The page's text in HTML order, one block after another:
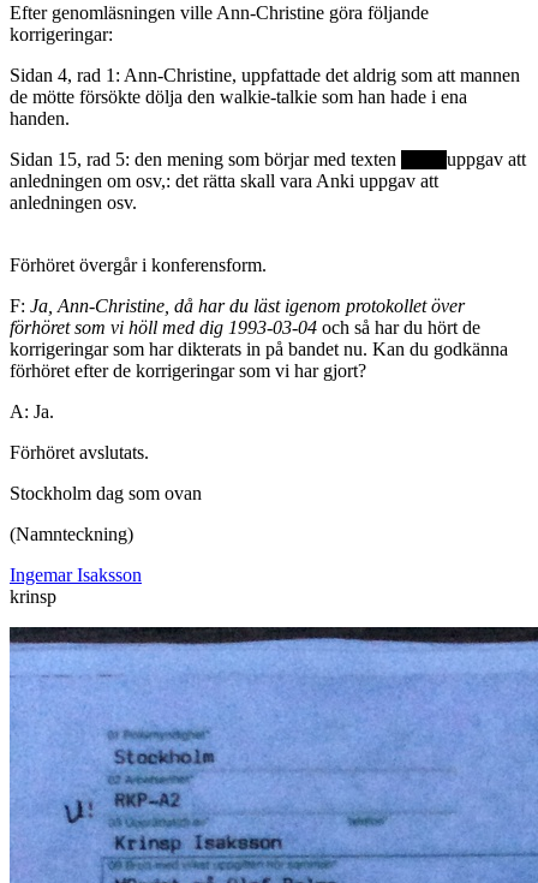
Efter genomläsningen ville Ann-Christine göra följande
korrigeringar:
Sidan 4, rad 1: Ann-Christine, uppfattade det aldrig som att mannen
de mötte försökte dölja den walkie-talkie som han hade i ena
handen.
Sidan 15, rad 5: den mening som börjar med texten
uppgav att
anledningen om osv,: det rätta skall vara Anki uppgav att
anledningen osv.
Förhöret övergår i konferensform.
F: Ja, Ann-Christine, då har du läst igenom protokollet över
förhöret som vi höll med dig 1993-03-04 och så har du hört de
korrigeringar som har dikterats in på bandet nu. Kan du godkänna
förhöret efter de korrigeringar som vi har gjort?
A: Ja.
Förhöret avslutats.
Stockholm dag som ovan
(Namnteckning)
Ingemar Isaksson
krinsp